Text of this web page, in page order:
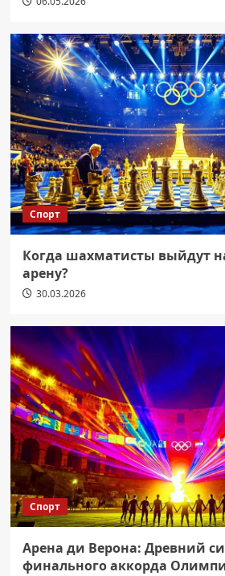
Спорт
Когда шахматисты выйдут
арену?
30.03.2026
Спорт
Арена ди Верона: Древний
финального аккорда